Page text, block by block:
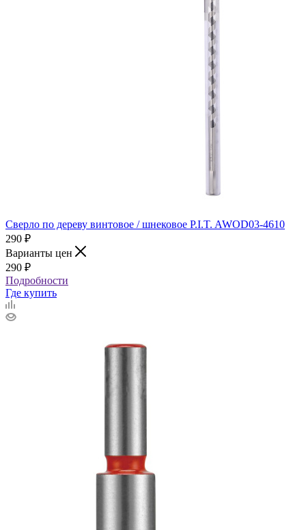
Сверло по дереву винтовое / шнековое P.I.T. AWOD03-4610
290 ₽
Варианты цен
290 ₽
Подробности
Где купить